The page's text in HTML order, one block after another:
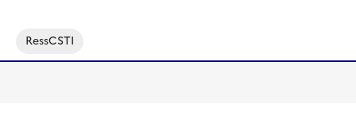
S'abonner à Accordéon
RessCSTI